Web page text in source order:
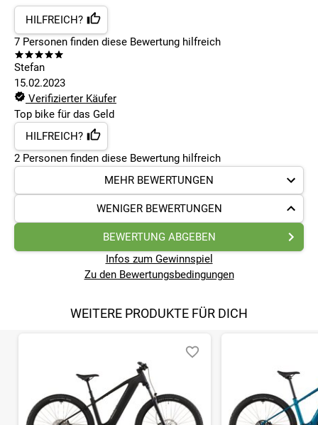
HILFREICH?
7 Personen finden diese Bewertung hilfreich
Stefan
15.02.2023
Verifizierter Käufer
Top bike für das Geld
HILFREICH?
2 Personen finden diese Bewertung hilfreich
MEHR BEWERTUNGEN
WENIGER BEWERTUNGEN
BEWERTUNG ABGEBEN
Infos zum Gewinnspiel
Zu den Bewertungsbedingungen
WEITERE PRODUKTE FÜR DICH